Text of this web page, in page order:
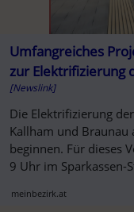
Umfangreiches
zur Elektrifizierung
[Newslink]
Die Elektrifizierung
Kallham und
beginnen. Für dieses
9 Uhr im Sparkassen-
meinbezirk.at